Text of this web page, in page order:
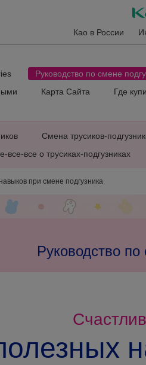
Као в России
Руководство по смене
Карта Сайта Где
Смена трусиков-
все-все о трусиках-подгузниках
при смене подгузника
Руководство по